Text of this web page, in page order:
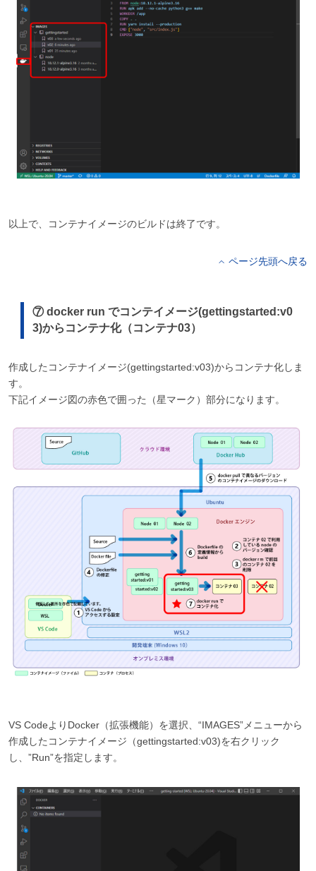
以上で、コンテナイメージのビルドは終了です。
ページ先頭へ戻る
⑦ docker run でコンテイメージ(gettingstarted:v0
3)からコンテナ化（コンテナ03）
作成したコンテナイメージ(gettingstarted:v03)からコンテナ化しま
す。
下記イメージ図の赤色で囲った（星マーク）部分になります。
VS CodeよりDocker（拡張機能）を選択、“IMAGES”メニューから
作成したコンテナイメージ（gettingstarted:v03)を右クリック
し、”Run”を指定します。